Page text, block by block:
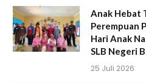
Anak Hebat
Perempuan
Hari Anak
SLB Negeri
25 Juli 2026